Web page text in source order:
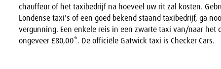
chauffeur of het taxibedrijf na hoeveel uw rit zal kosten.
Londense taxi's of een goed bekend staand taxibedrijf, ga
vergunning. Een enkele reis in een zwarte taxi van/naar het
ongeveer £80,00*. De officiële Gatwick taxi is Checker Cars.